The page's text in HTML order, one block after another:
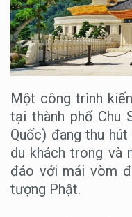
Một công trình
tại thành phố Chu
Quốc) đang thu
du khách trong và
đáo với mái vòm
tượng Phật.